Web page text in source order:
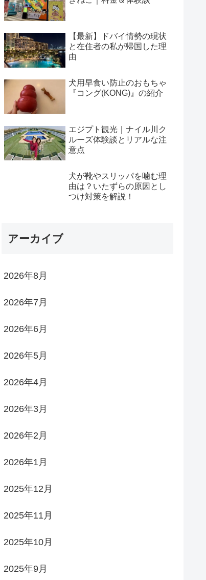
犬が靴やスリッパを噛む理由
は？いたずらの原因としつけ
対策を解説！
ボーダーコリーに合う
っち！？犬用ブラシ2
【最新】ドバイ情勢の現状
と在住者の私が帰国した理
由
犬用早食い防止のおもちゃ
『コング(KONG)』の紹介
エジプト観光｜ナイル川ク
ルーズ体験談とリアルな注
意点
犬が靴やスリッパを噛む理
由は？いたずらの原因とし
つけ対策を解説！
アーカイブ
2026年8月
2026年7月
2026年6月
2026年5月
2026年4月
2026年3月
2026年2月
2026年1月
2025年12月
2025年11月
2025年10月
2025年9月